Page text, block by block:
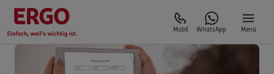
Mobil WhatsApp Menü